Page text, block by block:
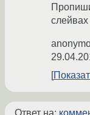
слейвах